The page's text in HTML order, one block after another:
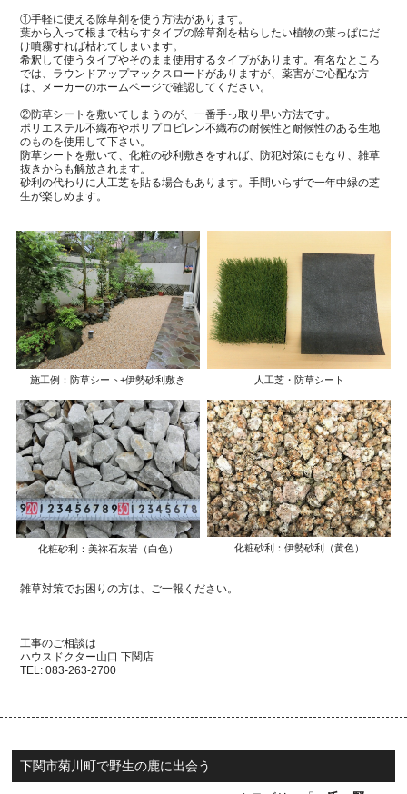
①手軽に使える除草剤を使う方法があります。
葉から入って根まで枯らすタイプの除草剤を枯らしたい植物の葉っぱにだ
け噴霧すれば枯れてしまいます。
希釈して使うタイプやそのまま使用するタイプがあります。有名なところ
では、ラウンドアップマックスロードがありますが、薬害がご心配な方
は、メーカーのホームページで確認してください。
②防草シートを敷いてしまうのが、一番手っ取り早い方法です。
ポリエステル不織布やポリプロピレン不織布の耐候性と耐候性のある生地
のものを使用して下さい。
防草シートを敷いて、化粧の砂利敷きをすれば、防犯対策にもなり、雑草
抜きからも解放されます。
砂利の代わりに人工芝を貼る場合もあります。手間いらずで一年中緑の芝
生が楽しめます。
施工例：防草シート+伊勢砂利敷き 人工芝・防草シート
化粧砂利：美祢石灰岩（白色） 化粧砂利：伊勢砂利（黄色）
雑草対策でお困りの方は、ご一報ください。
工事のご相談は
ハウスドクター山口 下関店
TEL: 083-263-2700
下関市菊川町で野生の鹿に出会う